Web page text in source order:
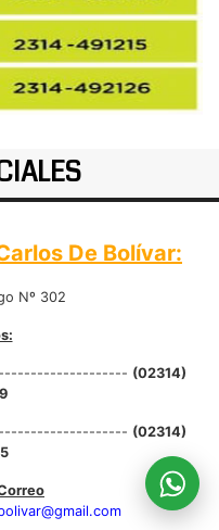
De Bolívar:
Nº 302
(02314)
(02314)